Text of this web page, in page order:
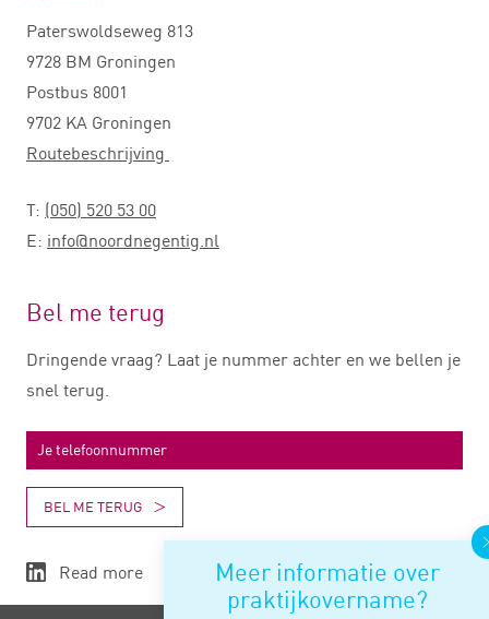
Meer informatie over
praktijkovername?
Paterswoldseweg 813
9728 BM Groningen
Postbus 8001
9702 KA Groningen
Routebeschrijving
T: (050) 520 53 00
E: info@noordnegentig.nl
Bel me terug
Dringende vraag? Laat je nummer achter en we bellen je
snel terug.
BEL ME TERUG
Read more